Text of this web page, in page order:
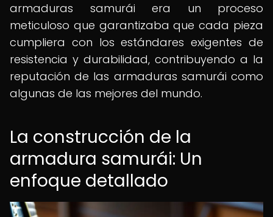
armaduras samurái era un proceso
meticuloso que garantizaba que cada pieza
cumpliera con los estándares exigentes de
resistencia y durabilidad, contribuyendo a la
reputación de las armaduras samurái como
algunas de las mejores del mundo.
La construcción de la
armadura samurái: Un
enfoque detallado